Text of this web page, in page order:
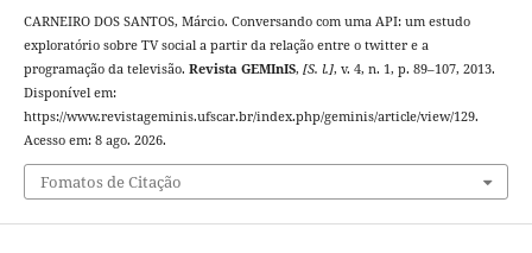
CARNEIRO DOS SANTOS, Márcio. Conversando com uma API: um estudo
exploratório sobre TV social a partir da relação entre o twitter e a
programação da televisão. Revista GEMInIS, [S. l.], v. 4, n. 1, p. 89–107, 2013.
Disponível em:
https://www.revistageminis.ufscar.br/index.php/geminis/article/view/129.
Acesso em: 8 ago. 2026.
Fomatos de Citação